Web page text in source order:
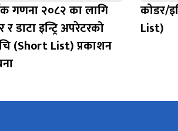
गणना २०८२ का लागि
डाटा इन्ट्रि अपरेटरको
(Short List) प्रकाशन
कोडर/
List)